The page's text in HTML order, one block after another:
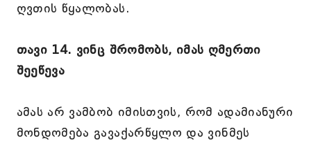
ღვთის წყალობას.
თავი 14. ვინც შრომობს, იმას ღმერთი
შეეწევა
ამას არ ვამბობ იმისთვის, რომ ადამიანური
მონდომება გავაქარწყლო და ვინმეს